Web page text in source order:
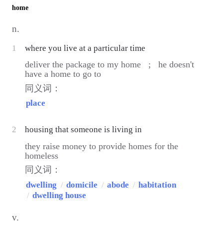
home
n.
1 where you live at a particular time
deliver the package to my home ;
he doesn't
have a home to go to
同义词：
place
2 housing that someone is living in
they raise money to provide homes for the
homeless
同义词：
dwelling / domicile / abode / habitation
/ dwelling house
v.